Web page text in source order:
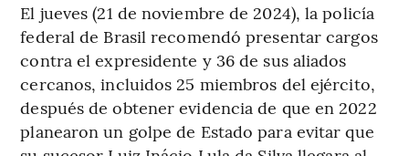
El jueves (21 de noviembre de 2024), la policía
federal de Brasil recomendó presentar cargos
contra el expresidente y 36 de sus aliados
cercanos, incluidos 25 miembros del ejército,
después de obtener evidencia de que en 2022
planearon un golpe de Estado para evitar que